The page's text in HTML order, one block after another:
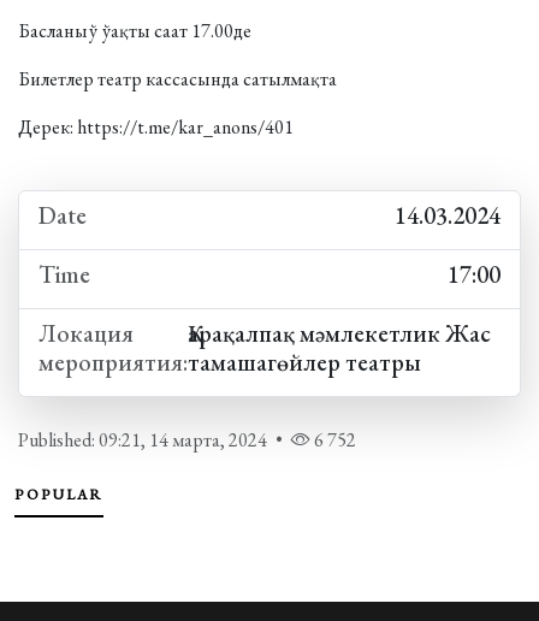
Басланыў ўақты саат 17.00де
Билетлер театр кассасында сатылмақта
Дерек: https://t.me/kar_anons/401
Date
14.03.2024
Time
17:00
Локация
мероприятия:
Қарақалпақ мәмлекетлик Жас
тамашагөйлер театры
Published: 09:21, 14 марта, 2024 • 6 752
POPULAR